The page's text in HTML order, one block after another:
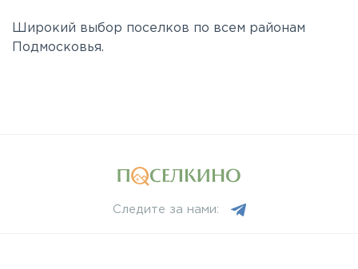
Широкий выбор поселков по всем районам
Подмосковья.
Следите за нами: